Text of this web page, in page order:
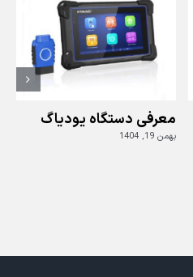
معرفی دستگاه یودیاگ
بهمن 19, 1404